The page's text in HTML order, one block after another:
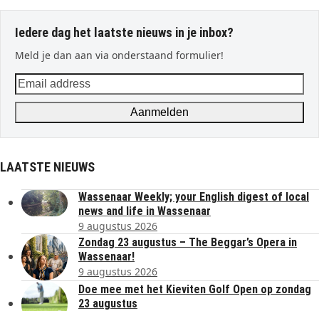
Iedere dag het laatste nieuws in je inbox?
Meld je dan aan via onderstaand formulier!
Email
address
Aanmelden
LAATSTE NIEUWS
Wassenaar Weekly; your English digest of local
news and life in Wassenaar
9 augustus 2026
Zondag 23 augustus – The Beggar’s Opera in
Wassenaar!
9 augustus 2026
Doe mee met het Kieviten Golf Open op zondag
23 augustus